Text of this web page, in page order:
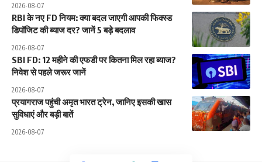
2026-08-07
RBI के नए FD नियम: क्या बदल जाएगी आपकी फिक्स्ड
डिपॉजिट की ब्याज दर? जानें 5 बड़े बदलाव
2026-08-07
SBI FD: 12 महीने की एफडी पर कितना मिल रहा ब्याज?
निवेश से पहले जरूर जानें
2026-08-07
प्रयागराज पहुंची अमृत भारत ट्रेन, जानिए इसकी खास
सुविधाएं और बड़ी बातें
2026-08-07